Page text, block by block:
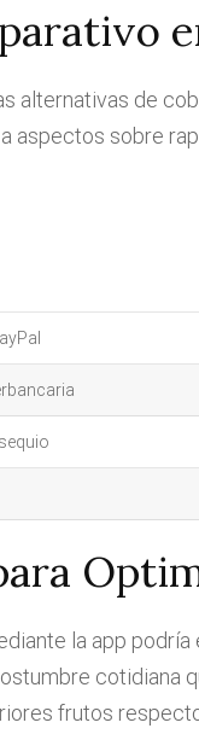
alternativas de
aspectos sobre
la app
frutos